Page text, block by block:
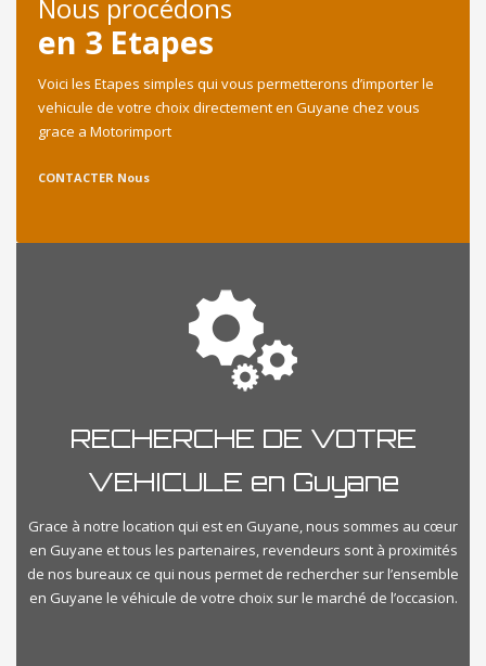
Nous procédons
en 3 Etapes
Voici les Etapes simples qui vous permetterons d’importer le
vehicule de votre choix directement en Guyane chez vous
grace a Motorimport
CONTACTER Nous
RECHERCHE DE VOTRE
VEHICULE en Guyane
Grace à notre location qui est en Guyane, nous sommes au cœur
en Guyane et tous les partenaires, revendeurs sont à proximités
de nos bureaux ce qui nous permet de rechercher sur l’ensemble
en Guyane le véhicule de votre choix sur le marché de l’occasion.